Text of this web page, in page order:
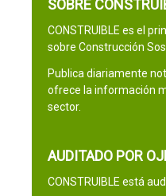
SOBRE
CONSTRUIBLE es el
sobre Construcción
Publica diariamente
ofrece la información
sector.
AUDITADO POR
CONSTRUIBLE está